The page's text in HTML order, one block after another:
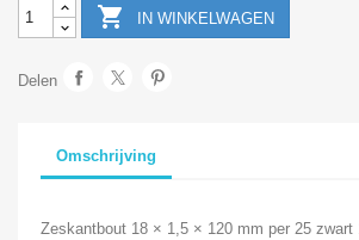
 IN WINKELWAGEN
Delen
Omschrijving
Zeskantbout 18 × 1,5 × 120 mm per 25 zwart